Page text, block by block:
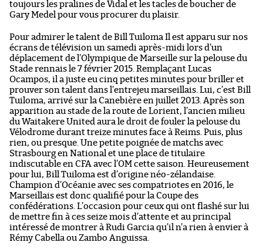
toujours les pralines de Vidal et les tacles de boucher de
Gary Medel pour vous procurer du plaisir.
Pour admirer le talent de Bill Tuiloma Il est apparu sur nos
écrans de télévision un samedi après-midi lors d’un
déplacement de l’Olympique de Marseille sur la pelouse du
Stade rennais le 7 février 2015. Remplaçant Lucas
Ocampos, il a juste eu cinq petites minutes pour briller et
prouver son talent dans l’entrejeu marseillais. Lui, c’est Bill
Tuiloma, arrivé sur la Canebière en juillet 2013. Après son
apparition au stade de la route de Lorient, l’ancien milieu
du Waitakere United aura le droit de fouler la pelouse du
Vélodrome durant treize minutes face à Reims. Puis, plus
rien, ou presque. Une petite poignée de matchs avec
Strasbourg en National et une place de titulaire
indiscutable en CFA avec l’OM cette saison. Heureusement
pour lui, Bill Tuiloma est d’origine néo-zélandaise.
Champion d’Océanie avec ses compatriotes en 2016, le
Marseillais est donc qualifié pour la Coupe des
confédérations. L’occasion pour ceux qui ont flashé sur lui
de mettre fin à ces seize mois d’attente et au principal
intéressé de montrer à Rudi Garcia qu’il n’a rien à envier à
Rémy Cabella ou Zambo Anguissa.